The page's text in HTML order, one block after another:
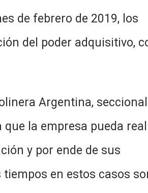
febrero de 2019, los
del poder adquisitivo,
Argentina, seccional
la empresa pueda
y por ende de sus
en estos casos